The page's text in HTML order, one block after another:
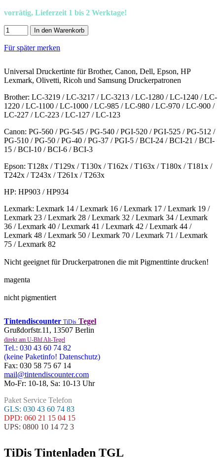
vorrätig, Lieferzeit 1 bis 2 Werktage!
In den Warenkorb
Für später merken
Universal Druckertinte für Brother, Canon, Dell, Epson, HP
Lexmark, Olivetti, Ricoh und Samsung Druckerpatronen
Brother: LC-3219 / LC-3217 / LC-3213 / LC-1280 / LC-1240 / LC-
1220 / LC-1100 / LC-1000 / LC-985 / LC-980 / LC-970 / LC-900 /
LC-227 / LC-223 / LC-127 / LC-123
Canon: PG-560 / PG-545 / PG-540 / PGI-520 / PGI-525 / PG-512 /
PG-510 / PG-50 / PG-40 / PG-37 / PGI-5 / BCI-24 / BCI-21 / BCI-
15 / BCI-10 / BCI-6 / BCI-3
Epson: T128x / T129x / T130x / T162x / T163x / T180x / T181x /
T242x / T243x / T261x / T263x
HP: HP903 / HP934
Lexmark: Lexmark 14 / Lexmark 16 / Lexmark 17 / Lexmark 19 /
Lexmark 23 / Lexmark 28 / Lexmark 32 / Lexmark 34 / Lexmark
36 / Lexmark 40 / Lexmark 41 / Lexmark 42 / Lexmark 44 /
Lexmark 48 / Lexmark 50 / Lexmark 70 / Lexmark 71 / Lexmark
75 / Lexmark 82
Nicht geeignet für Druckerpatronen die mit Pigmenttinte drucken!
magenta
nicht pigmentiert
Tintendiscounter TiDis Tegel
Grußdorfstr.11, 13507 Berlin
direkt am U-Bhf Alt-Tegel
Tel.: 030 43 60 74 82
(keine Paketinfo! Datenschutz)
Fax: 030 58 75 67 14
mail@tintendiscounter.com
Mo-Fr: 10-18, Sa: 10-13 Uhr
Paket Service Telefon
GLS: 030 43 60 74 83
DPD: 060 21 15 04 15
UPS: 0800 10 14 72 3
TiDis Tintenladen TGL